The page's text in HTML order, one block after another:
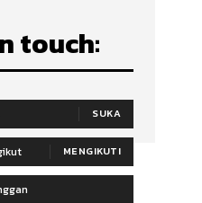
touch:
SUKA
MENGIKUTI